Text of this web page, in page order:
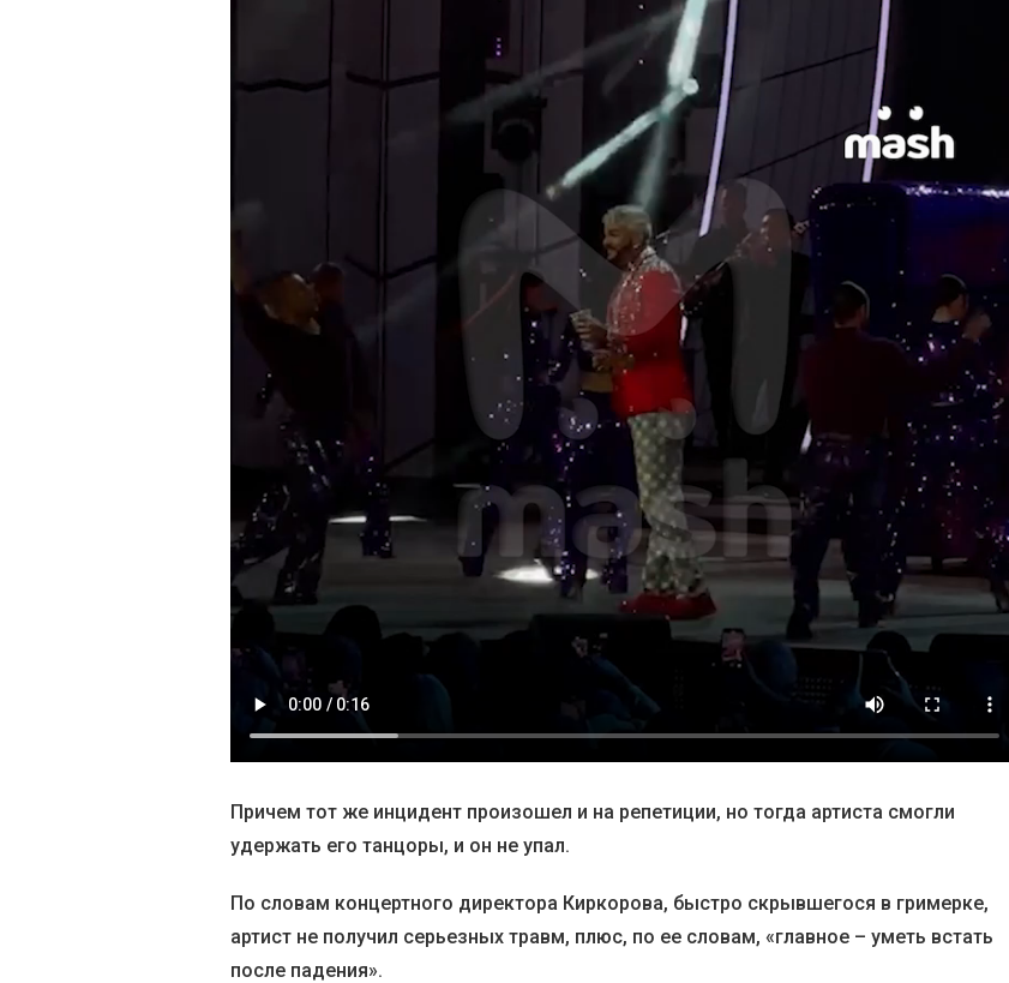
Причем тот же инцидент произошел и на репетиции, но тогда артиста смогли
удержать его танцоры, и он не упал.
По словам концертного директора Киркорова, быстро скрывшегося в гримерке,
артист не получил серьезных травм, плюс, по ее словам, «главное – уметь встать
после падения».